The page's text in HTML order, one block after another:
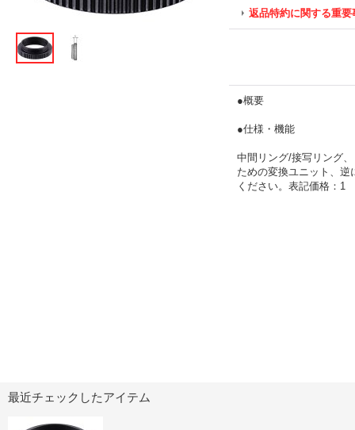
返品特約に関する重要
●概要
●仕様・機能
中間リング/接写リング
ための変換ユニット、
ください。表記価格：1
最近チェックしたアイテム